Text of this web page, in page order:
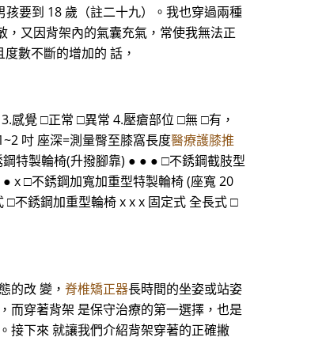
要到 18 歲（註二十九）。我也穿過兩種
又因背架內的氣囊充氣，常使我無法正
數不斷的增加的 話，
感覺 □正常 □異常 4.壓瘡部位 □無 □有，
吋 座深=測量臀至膝窩長度醫療護膝推
特製輪椅(升撥腳靠) ● ● ● □不銹鋼截肢型
x □不銹鋼加寬加重型特製輪椅 (座寬 20
不銹鋼加重型輪椅 x x x 固定式 全長式 □
的改 變， 脊椎矯正器長時間的坐姿或站姿
而穿著背架 是保守治療的第一選擇，也是
接下來 就讓我們介紹背架穿著的正確撇